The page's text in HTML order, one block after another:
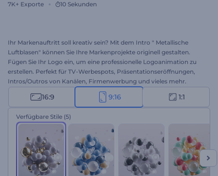
7K+ Exporte 10 Sekunden
Ihr Markenauftritt soll kreativ sein? Mit dem Intro " Metallische
Luftblasen" können Sie Ihre Markenprojekte originell gestalten.
Fügen Sie Ihr Logo ein, um eine professionelle Logoanimation zu
erstellen. Perfekt für TV-Werbespots, Präsentationseröffnungen,
Intros/Outros von Kanälen, Firmenwerbung und vieles mehr.
Dieses aufmerksamkeitsstarke Intro ist alles, was Sie brauchen, um
einen langfristigen Erfolg für Ihre Projekte zu erzielen. Testen Sie
diese Vorlage sofort kostenlos!
16:9 9:16 1:1
Verfügbare Stile (5)